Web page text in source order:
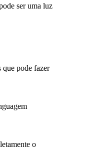
ser uma luz
que pode fazer
o